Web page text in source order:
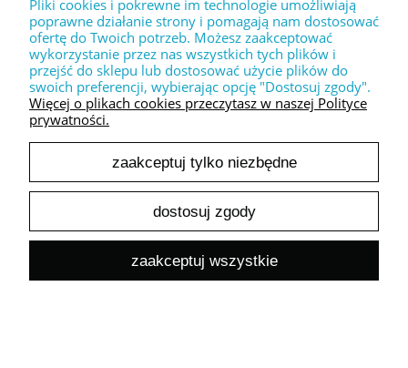
do koszyka
Dekoracyjny stempel XL " LOVE you forever "
30,00 zł
do koszyka
Pliki cookies i pokrewne im technologie umożliwiają
poprawne działanie strony i pomagają nam dostosować
ofertę do Twoich potrzeb. Możesz zaakceptować
wykorzystanie przez nas wszystkich tych plików i
przejść do sklepu lub dostosować użycie plików do
swoich preferencji, wybierając opcję "Dostosuj zgody".
Więcej o plikach cookies przeczytasz w naszej Polityce
prywatności.
zaakceptuj tylko niezbędne
dostosuj zgody
zaakceptuj wszystkie